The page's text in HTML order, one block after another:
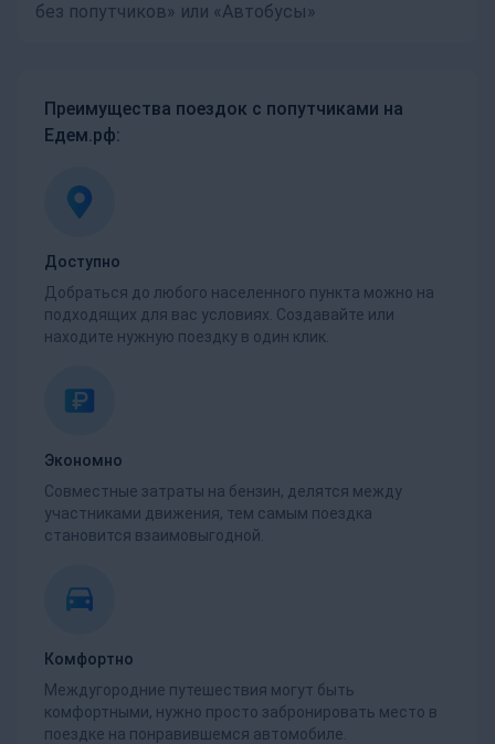
без попутчиков» или «Автобусы»
Преимущества поездок с попутчиками на
Едем.рф:
Доступно
Добраться до любого населенного пункта можно на
подходящих для вас условиях. Создавайте или
находите нужную поездку в один клик.
Экономно
Совместные затраты на бензин, делятся между
участниками движения, тем самым поездка
становится взаимовыгодной.
Комфортно
Междугородние путешествия могут быть
комфортными, нужно просто забронировать место в
поездке на понравившемся автомобиле.